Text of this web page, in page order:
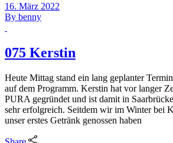
16. März 2022
By benny
075 Kerstin
Heute Mittag stand ein lang geplanter
auf dem Programm. Kerstin hat vor langer
PURA gegründet und ist damit in
sehr erfolgreich. Seitdem wir im Winter bei
unser erstes Getränk genossen haben